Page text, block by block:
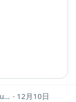
12月10日